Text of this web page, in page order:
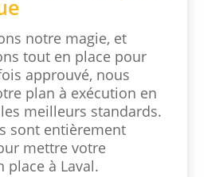
notre magie, et
tout en place pour
approuvé, nous
plan à exécution en
meilleurs standards.
sont entièrement
mettre votre
place à Laval.